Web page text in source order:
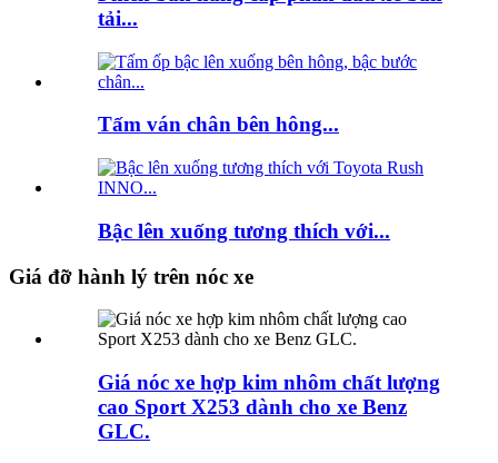
tải...
Tấm ván chân bên hông...
Bậc lên xuống tương thích với...
Giá đỡ hành lý trên nóc xe
Giá nóc xe hợp kim nhôm chất lượng
cao Sport X253 dành cho xe Benz
GLC.